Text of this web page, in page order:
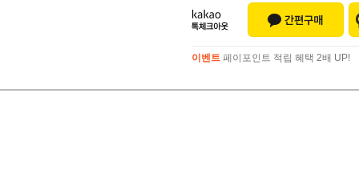
이벤트 페이포인트 적립 혜택 2배 UP!